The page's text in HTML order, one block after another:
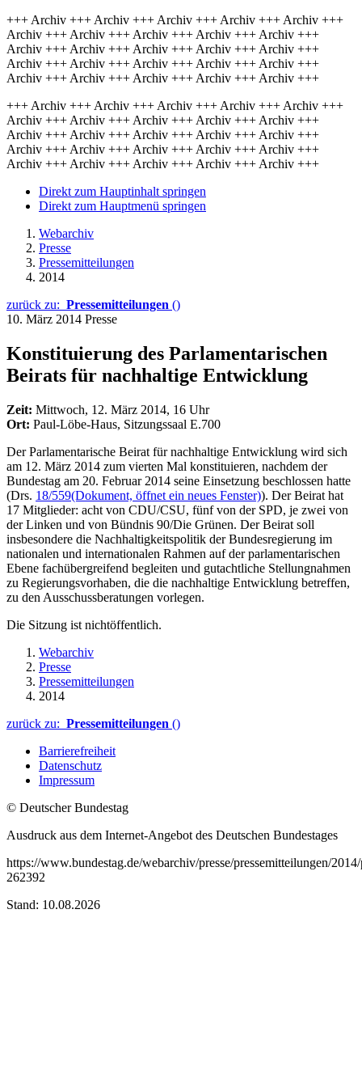
+++ Archiv +++ Archiv +++ Archiv +++ Archiv +++ Archiv +++
Archiv +++ Archiv +++ Archiv +++ Archiv +++ Archiv +++
Archiv +++ Archiv +++ Archiv +++ Archiv +++ Archiv +++
Archiv +++ Archiv +++ Archiv +++ Archiv +++ Archiv +++
Archiv +++ Archiv +++ Archiv +++ Archiv +++ Archiv +++
+++ Archiv +++ Archiv +++ Archiv +++ Archiv +++ Archiv +++
Archiv +++ Archiv +++ Archiv +++ Archiv +++ Archiv +++
Archiv +++ Archiv +++ Archiv +++ Archiv +++ Archiv +++
Archiv +++ Archiv +++ Archiv +++ Archiv +++ Archiv +++
Archiv +++ Archiv +++ Archiv +++ Archiv +++ Archiv +++
Direkt zum Hauptinhalt springen
Direkt zum Hauptmenü springen
Webarchiv
Presse
Pressemitteilungen
2014
zurück zu: Pressemitteilungen ()
10. März 2014 Presse
Konstituierung des Parlamentarischen
Beirats für nachhaltige Entwicklung
Zeit: Mittwoch, 12. März 2014, 16 Uhr
Ort: Paul-Löbe-Haus, Sitzungssaal E.700
Der Parlamentarische Beirat für nachhaltige Entwicklung wird sich
am 12. März 2014 zum vierten Mal konstituieren, nachdem der
Bundestag am 20. Februar 2014 seine Einsetzung beschlossen hatte
(Drs. 18/559(Dokument, öffnet ein neues Fenster)). Der Beirat hat
17 Mitglieder: acht von CDU/CSU, fünf von der SPD, je zwei von
der Linken und von Bündnis 90/Die Grünen. Der Beirat soll
insbesondere die Nachhaltigkeitspolitik der Bundesregierung im
nationalen und internationalen Rahmen auf der parlamentarischen
Ebene fachübergreifend begleiten und gutachtliche Stellungnahmen
zu Regierungsvorhaben, die die nachhaltige Entwicklung betreffen,
zu den Ausschussberatungen vorlegen.
Die Sitzung ist nichtöffentlich.
Webarchiv
Presse
Pressemitteilungen
2014
zurück zu: Pressemitteilungen ()
Barrierefreiheit
Datenschutz
Impressum
© Deutscher Bundestag
Ausdruck aus dem Internet-Angebot des Deutschen Bundestages
https://www.bundestag.de/webarchiv/presse/pressemitteilungen/
262392
Stand: 10.08.2026